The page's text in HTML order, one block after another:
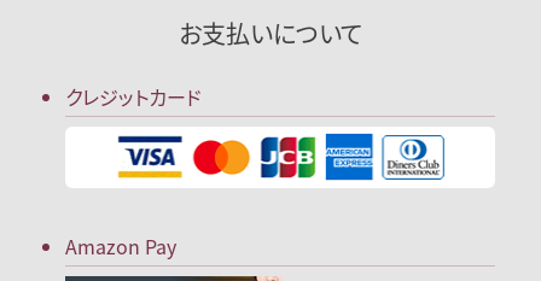
お支払いについて
クレジットカード
Amazon Pay